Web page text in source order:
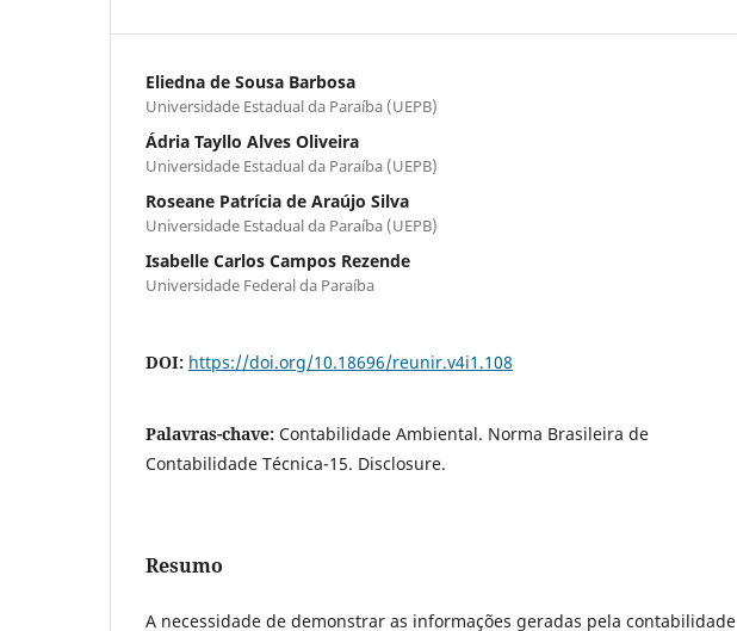
Eliedna de Sousa Barbosa
Universidade Estadual da Paraíba (UEPB)
Ádria Tayllo Alves Oliveira
Universidade Estadual da Paraíba (UEPB)
Roseane Patrícia de Araújo Silva
Universidade Estadual da Paraíba (UEPB)
Isabelle Carlos Campos Rezende
Universidade Federal da Paraíba
DOI: https://doi.org/10.18696/reunir.v4i1.108
Palavras-chave: Contabilidade Ambiental. Norma Brasileira de
Contabilidade Técnica-15. Disclosure.
Resumo
A necessidade de demonstrar as informações geradas pela contabilidade